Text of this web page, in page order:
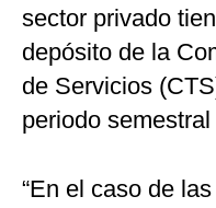
sector privado
depósito de la
de Servicios
periodo
“En el caso de